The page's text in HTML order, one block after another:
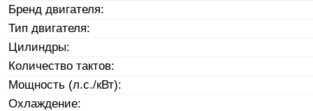
Бренд двигателя:
Тип двигателя:
Цилиндры:
Количество тактов:
Мощность (л.с./кВт):
Охлаждение: